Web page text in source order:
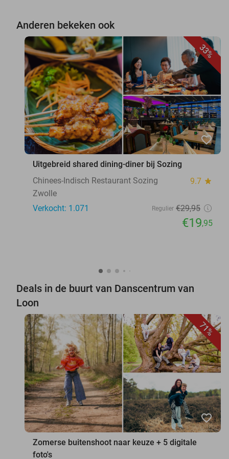
Anderen bekeken ook
33%
favorite_border
Uitgebreid shared dining-diner bij Sozing
Chinees-Indisch Restaurant Sozing
9.7 star
Zwolle
Verkocht: 1.071
Regulier €29,95
€19,95
Deals in de buurt van Danscentrum van
Loon
71%
favorite_border
Zomerse buitenshoot naar keuze + 5 digitale
foto's